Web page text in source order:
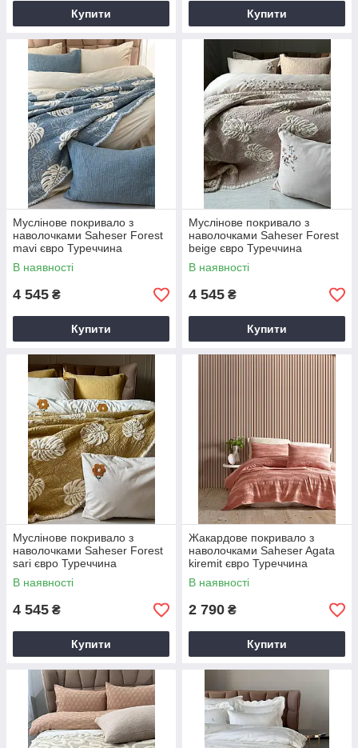
Купити Купити
Муслінове покривало з
наволочками Saheser Forest
mavi євро Туреччина
В наявності
4 545 ₴
Купити
Муслінове покривало з
наволочками Saheser Forest
beige євро Туреччина
В наявності
4 545 ₴
Купити
Муслінове покривало з
наволочками Saheser Forest
sari євро Туреччина
В наявності
4 545 ₴
Купити
Жакардове покривало з
наволочками Saheser Agata
kiremit євро Туреччина
В наявності
2 790 ₴
Купити